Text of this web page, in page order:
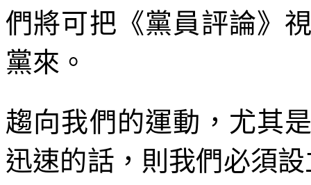
們將可把《黨員評論》
黨來。
趨向我們的運動，尤其
迅速的話，則我們必須